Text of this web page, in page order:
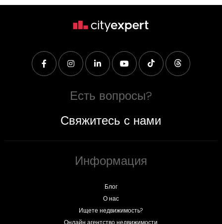
Есть вопросы?
Свяжитесь с нами
Информация
Блог
О нас
Ищете недвижимость?